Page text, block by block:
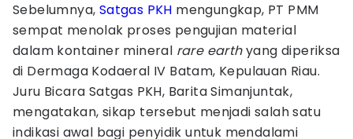
Sebelumnya, Satgas PKH mengungkap, PT PMM
sempat menolak proses pengujian material
dalam kontainer mineral rare earthyang diperiksa
di Dermaga Kodaeral IV Batam, Kepulauan Riau.
Juru Bicara Satgas PKH, Barita Simanjuntak,
mengatakan, sikap tersebut menjadi salah satu
indikasi awal bagi penyidik untuk mendalami